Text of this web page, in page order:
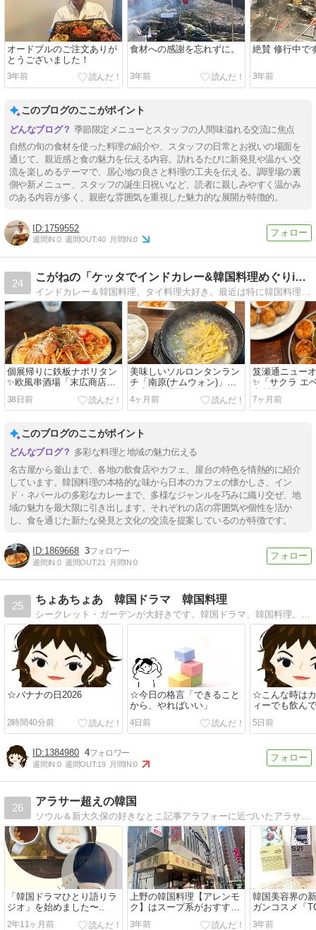
オードブルのご注文ありが
とうございました！
3年前
食材への感謝を忘れずに。
3年前
絶賛 修行中で
3年前
このブログのここがポイント
季節限定メニューとスタッフの人間味溢れる交流に焦点
自然の旬の食材を使った料理の紹介や、スタッフの日常とお祝いの場面を
通じて、親近感と食の魅力を伝える内容。訪れるたびに新発見や温かい交
流を楽しめるテーマで、居心地の良さと料理の工夫を伝える。調理場の裏
側や新メニュー、スタッフの誕生日祝いなど、読者に親しみやすく温かみ
のある内容が多く、親密な雰囲気を重視した魅力的な展開が特徴的。
1759552
週間IN:0 週間OUT:40 月間IN:0
24
こがねの「ケッタでインドカレー&韓国料理めぐりin名古屋」
個展帰りに鉄板ナポリタン
✨欧風串酒場「末広商店」
@犬山
38日前
美味しいソルロンタンラン
チ「南原(ナムウォン)」@
名古屋市港区
4ヶ月前
笈瀬通ニュー
✨「サクラ エ
中村区
7ヶ月前
このブログのここがポイント
多彩な料理と地域の魅力伝える
名古屋から釜山まで、各地の飲食店やカフェ、屋台の特色を情熱的に紹介
しています。韓国料理の本格的な味から日本のカフェの懐かしさ、イン
ド・ネパールの多彩なカレーまで、多様なジャンルを巧みに織り交ぜ、地
域の魅力を最大限に引き出します。それぞれの店の雰囲気や個性を活か
し、食を通じた新たな発見と文化の交流を提案しているのが特徴です。
1869668 3
週間IN:0 週間OUT:21 月間IN:0
25
ちょあちょあ 韓国ドラマ 韓国料理
シークレット・ガーデンが大好きです。韓国ドラマ、韓国料理。たまに新大久保ネタもあります。
☆バナナの日2026
2時間40分前
☆今日の格言「できること
から、やればいい」
4日前
☆こんな時は
ィーでも飲ん
5日前
1384980 4
週間IN:0 週間OUT:19 月間IN:0
26
アラサー超えの韓国
ソウル＆新大久保の好きなとこ記事アラフォーに近づいたアラサー超えシングル女性の韓国情報
「韓国ドラマひとり語りラ
ジオ」を始めました〜..
2年11ヶ月前
上野の韓国料理【アレンモ
ク】はスープ系がおすす
め！
3年前
韓国美容界の
ガンコスメ「
28」
3年前